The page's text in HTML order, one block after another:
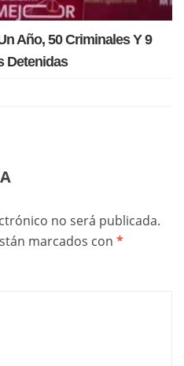
Año, 50 Criminales Y 9
Detenidas
no será publicada.
marcados con *